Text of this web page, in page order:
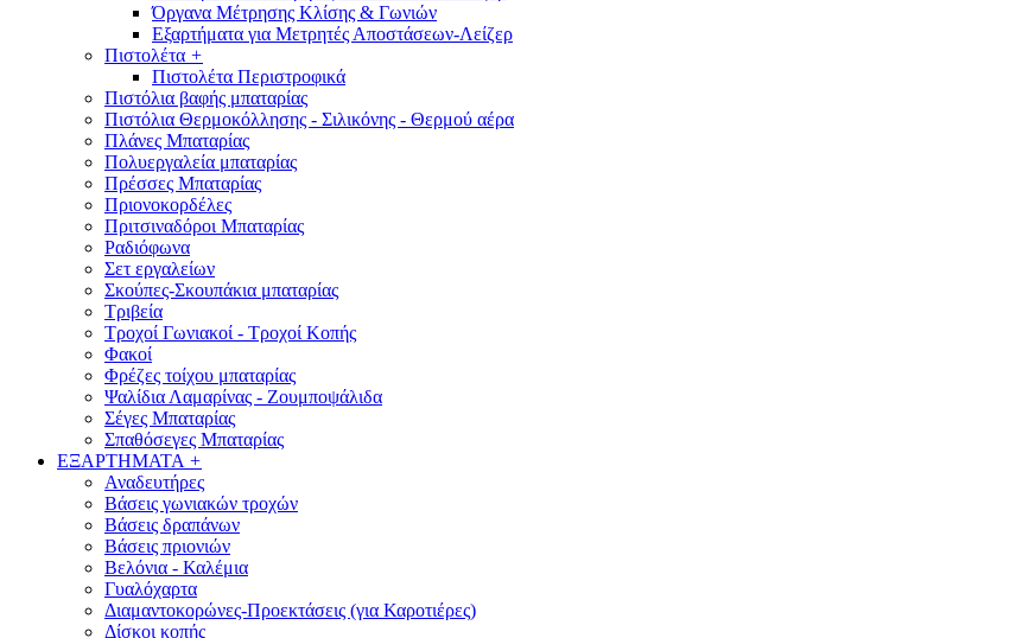
Όργανα Μέτρησης Κλίσης & Γωνιών
Εξαρτήματα για Μετρητές Αποστάσεων-Λείζερ
Πιστολέτα +
Πιστολέτα Περιστροφικά
Πιστόλια βαφής μπαταρίας
Πιστόλια Θερμοκόλλησης - Σιλικόνης - Θερμού αέρα
Πλάνες Μπαταρίας
Πολυεργαλεία μπαταρίας
Πρέσσες Μπαταρίας
Πριονοκορδέλες
Πριτσιναδόροι Μπαταρίας
Ραδιόφωνα
Σετ εργαλείων
Σκούπες-Σκουπάκια μπαταρίας
Τριβεία
Τροχοί Γωνιακοί - Τροχοί Κοπής
Φακοί
Φρέζες τοίχου μπαταρίας
Ψαλίδια Λαμαρίνας - Ζουμποψάλιδα
Σέγες Μπαταρίας
Σπαθόσεγες Μπαταρίας
ΕΞΑΡΤΗΜΑΤΑ +
Αναδευτήρες
Βάσεις γωνιακών τροχών
Βάσεις δραπάνων
Βάσεις πριονιών
Βελόνια - Καλέμια
Γυαλόχαρτα
Διαμαντοκορώνες-Προεκτάσεις (για Καροτιέρες)
Δίσκοι κοπής